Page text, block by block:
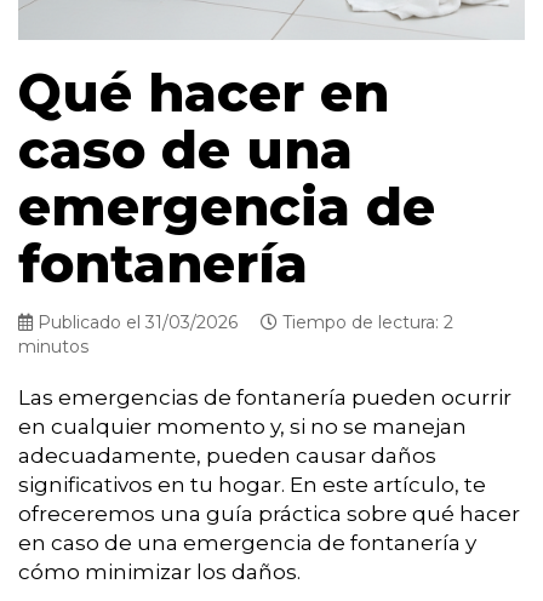
Qué hacer en
caso de una
emergencia de
fontanería
Publicado el 31/03/2026
Tiempo de lectura: 2
minutos
Las emergencias de fontanería pueden ocurrir
en cualquier momento y, si no se manejan
adecuadamente, pueden causar daños
significativos en tu hogar. En este artículo, te
ofreceremos una guía práctica sobre qué hacer
en caso de una emergencia de fontanería y
cómo minimizar los daños.